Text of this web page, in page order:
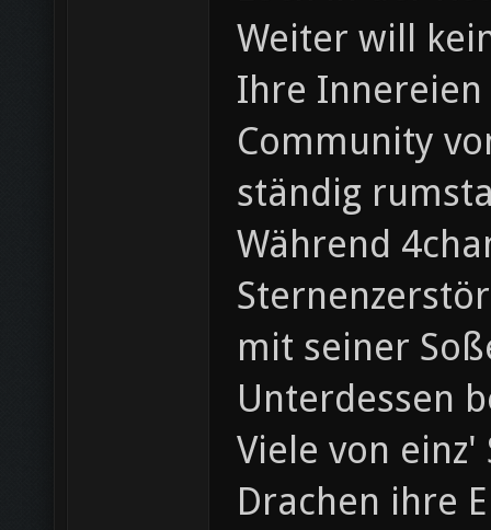
Weiter will
Ihre Innereien
Community
ständig
Während
mit seiner
Unterdessen
Viele von
Drachen ihre